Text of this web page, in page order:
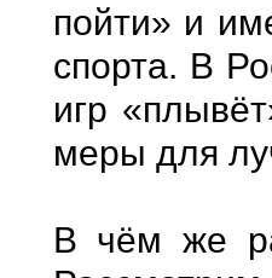
пойти» и
спорта. В
игр
меры для
В чём же